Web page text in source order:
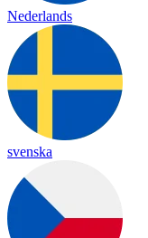
Nederlands
svenska